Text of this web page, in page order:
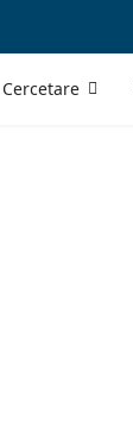
Cercetare